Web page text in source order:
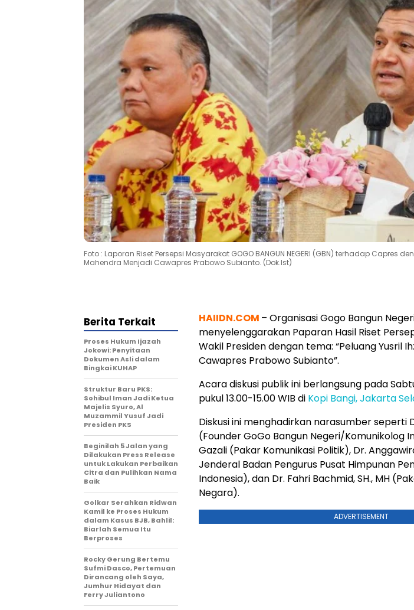
Foto : Laporan Riset Persepsi Masyarakat GOGO BANGUN NEGERI (GBN) terhadap Capres
Mahendra Menjadi Cawapres Prabowo Subianto. (Dok.Ist)
HAIIDN.COM – Organisasi Gogo Bangun
menyelenggarakan Paparan Hasil Riset
Wakil Presiden dengan tema: “Peluang Yusril
Cawapres Prabowo Subianto”.
Acara diskusi publik ini berlangsung pada
pukul 13.00-15.00 WIB di Kopi Bangi, Jakarta
Diskusi ini menghadirkan narasumber seperti
(Founder GoGo Bangun Negeri/Komunikolog
Gazali (Pakar Komunikasi Politik), Dr.
Jenderal Badan Pengurus Pusat Himpunan
Indonesia), dan Dr. Fahri Bachmid, SH., MH
Negara).
ADVERTISEMENT
Berita Terkait
Proses Hukum Ijazah
Jokowi: Penyitaan
Dokumen Asli dalam
Bingkai KUHAP
Struktur Baru PKS:
Sohibul Iman Jadi Ketua
Majelis Syuro, Al
Muzammil Yusuf Jadi
Presiden PKS
Beginilah 5 Jalan yang
Dilakukan Press Release
untuk Lakukan Perbaikan
Citra dan Pulihkan Nama
Baik
Golkar Serahkan Ridwan
Kamil ke Proses Hukum
dalam Kasus BJB, Bahlil:
Biarlah Semua Itu
Berproses
Rocky Gerung Bertemu
Sufmi Dasco, Pertemuan
Dirancang oleh Saya,
Jumhur Hidayat dan
Ferry Juliantono